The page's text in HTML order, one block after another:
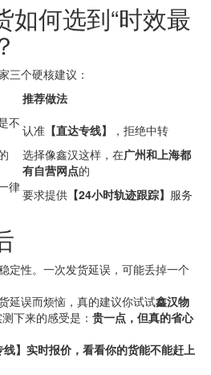
如何选到“时效最
三个硬核建议：
推荐做法
不 认准 【直达专线】
，拒绝中转
选择像鑫汉这样，在广州和上海都
有自营网点的
律要求提供 【24小时轨迹跟踪】 服务
定性。一次发货延误，可能丢掉一个
延误而烦恼，真的建议你试试鑫汉物
下来的感受是： 贵一点，但真的省心
】实时报价，看看你的货能不能赶上